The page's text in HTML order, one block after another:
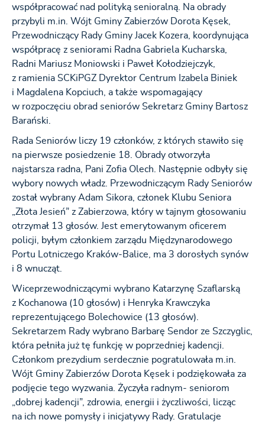
współpracować nad polityką senioralną. Na obrady
przybyli m.in. Wójt Gminy Zabierzów Dorota Kęsek,
Przewodniczący Rady Gminy Jacek Kozera, koordynująca
współpracę z seniorami Radna Gabriela Kucharska,
Radni Mariusz Moniowski i Paweł Kołodziejczyk,
z ramienia SCKiPGZ Dyrektor Centrum Izabela Biniek
i Magdalena Kopciuch, a także wspomagający
w rozpoczęciu obrad seniorów Sekretarz Gminy Bartosz
Barański.
Rada Seniorów liczy 19 członków, z których stawiło się
na pierwsze posiedzenie 18. Obrady otworzyła
najstarsza radna, Pani Zofia Olech. Następnie odbyły się
wybory nowych władz. Przewodniczącym Rady Seniorów
został wybrany Adam Sikora, członek Klubu Seniora
„Złota Jesień” z Zabierzowa, który w tajnym głosowaniu
otrzymał 13 głosów. Jest emerytowanym oficerem
policji, byłym członkiem zarządu Międzynarodowego
Portu Lotniczego Kraków-Balice, ma 3 dorosłych synów
i 8 wnucząt.
Wiceprzewodniczącymi wybrano Katarzynę Szaflarską
z Kochanowa (10 głosów) i Henryka Krawczyka
reprezentującego Bolechowice (13 głosów).
Sekretarzem Rady wybrano Barbarę Sendor ze Szczyglic,
która pełniła już tę funkcję w poprzedniej kadencji.
Członkom prezydium serdecznie pogratulowała m.in.
Wójt Gminy Zabierzów Dorota Kęsek i podziękowała za
podjęcie tego wyzwania. Życzyła radnym- seniorom
„dobrej kadencji”, zdrowia, energii i życzliwości, licząc
na ich nowe pomysły i inicjatywy Rady. Gratulacje